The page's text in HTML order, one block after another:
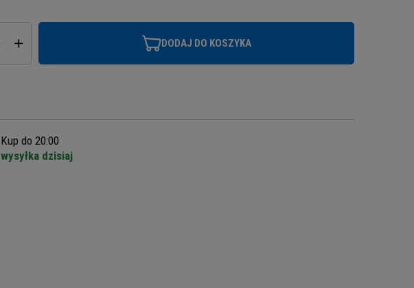
DODAJ DO KOSZYKA
Kup do 20:00
wysyłka dzisiaj